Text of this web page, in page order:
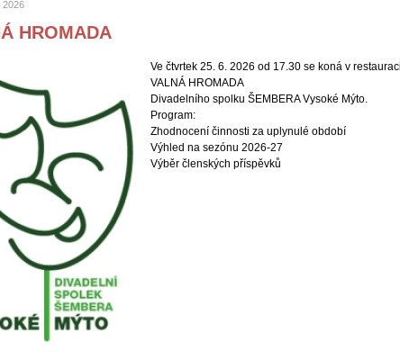
2026
HROMADA
Ve čtvrtek 25. 6. 2026 od 17.30 se koná v
VALNÁ HROMADA
Divadelního spolku ŠEMBERA Vysoké Mýto.
Program:
Zhodnocení činnosti za uplynulé období
Výhled na sezónu 2026-27
Výběr členských příspěvků